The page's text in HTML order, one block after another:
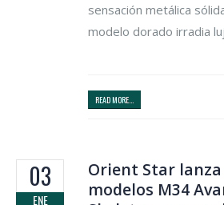
sensación metálica
modelo dorado irradia
READ MORE...
03
ENE
Orient Star
modelos M34